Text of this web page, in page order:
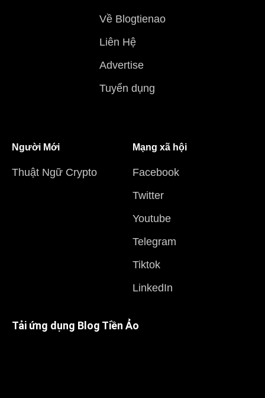
Về Blogtienao
Liên Hệ
Advertise
Tuyển dụng
Người Mới
Thuật Ngữ Crypto
Mạng xã hội
Facebook
Twitter
Youtube
Telegram
Tiktok
LinkedIn
Tải ứng dụng Blog Tiền Ảo